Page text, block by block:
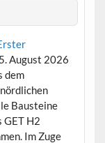
5. August 2026
dem
Bausteine
H2
Im Zuge